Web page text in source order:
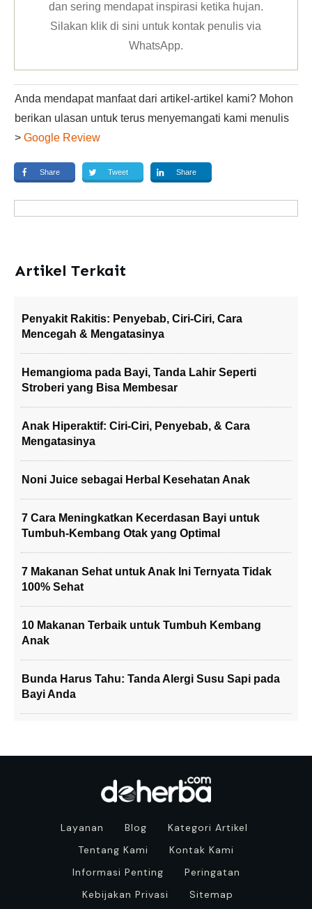
dan sering mendapat inspirasi ketika hujan.
Silakan klikdi sini untuk kontak penulis via
WhatsApp.
Anda mendapat manfaat dari artikel-artikel kami? Mohon
berikan ulasan untuk terus menyemangati kami menulis
> Google Review
Share Tweet Share
Artikel Terkait
Penyakit Rakitis: Penyebab, Ciri-Ciri, Cara
Mencegah & Mengatasinya
Hemangioma pada Bayi, Tanda Lahir Seperti
Stroberi yang Bisa Membesar
Anak Hiperaktif: Ciri-Ciri, Penyebab, & Cara
Mengatasinya
Noni Juice sebagai Herbal Kesehatan Anak
7 Cara Meningkatkan Kecerdasan Bayi untuk
Tumbuh-Kembang Otak yang Optimal
7 Makanan Sehat untuk Anak Ini Ternyata Tidak
100% Sehat
10 Makanan Terbaik untuk Tumbuh Kembang
Anak
Bunda Harus Tahu: Tanda Alergi Susu Sapi pada
Bayi Anda
Layanan Blog
Kategori Artikel
Tentang Kami
Kontak Kami
Informasi Penting
Peringatan
Kebijakan Privasi
Sitemap